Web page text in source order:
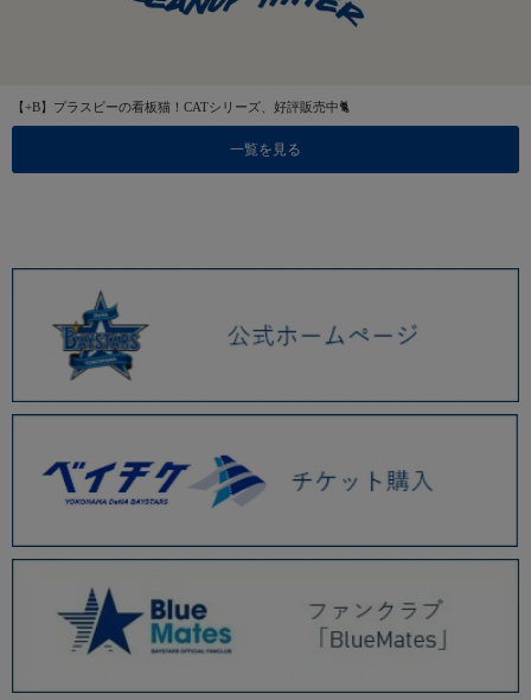
【+B】プラスビーの看板猫！CATシリーズ、好評販売中🐈
一覧を見る